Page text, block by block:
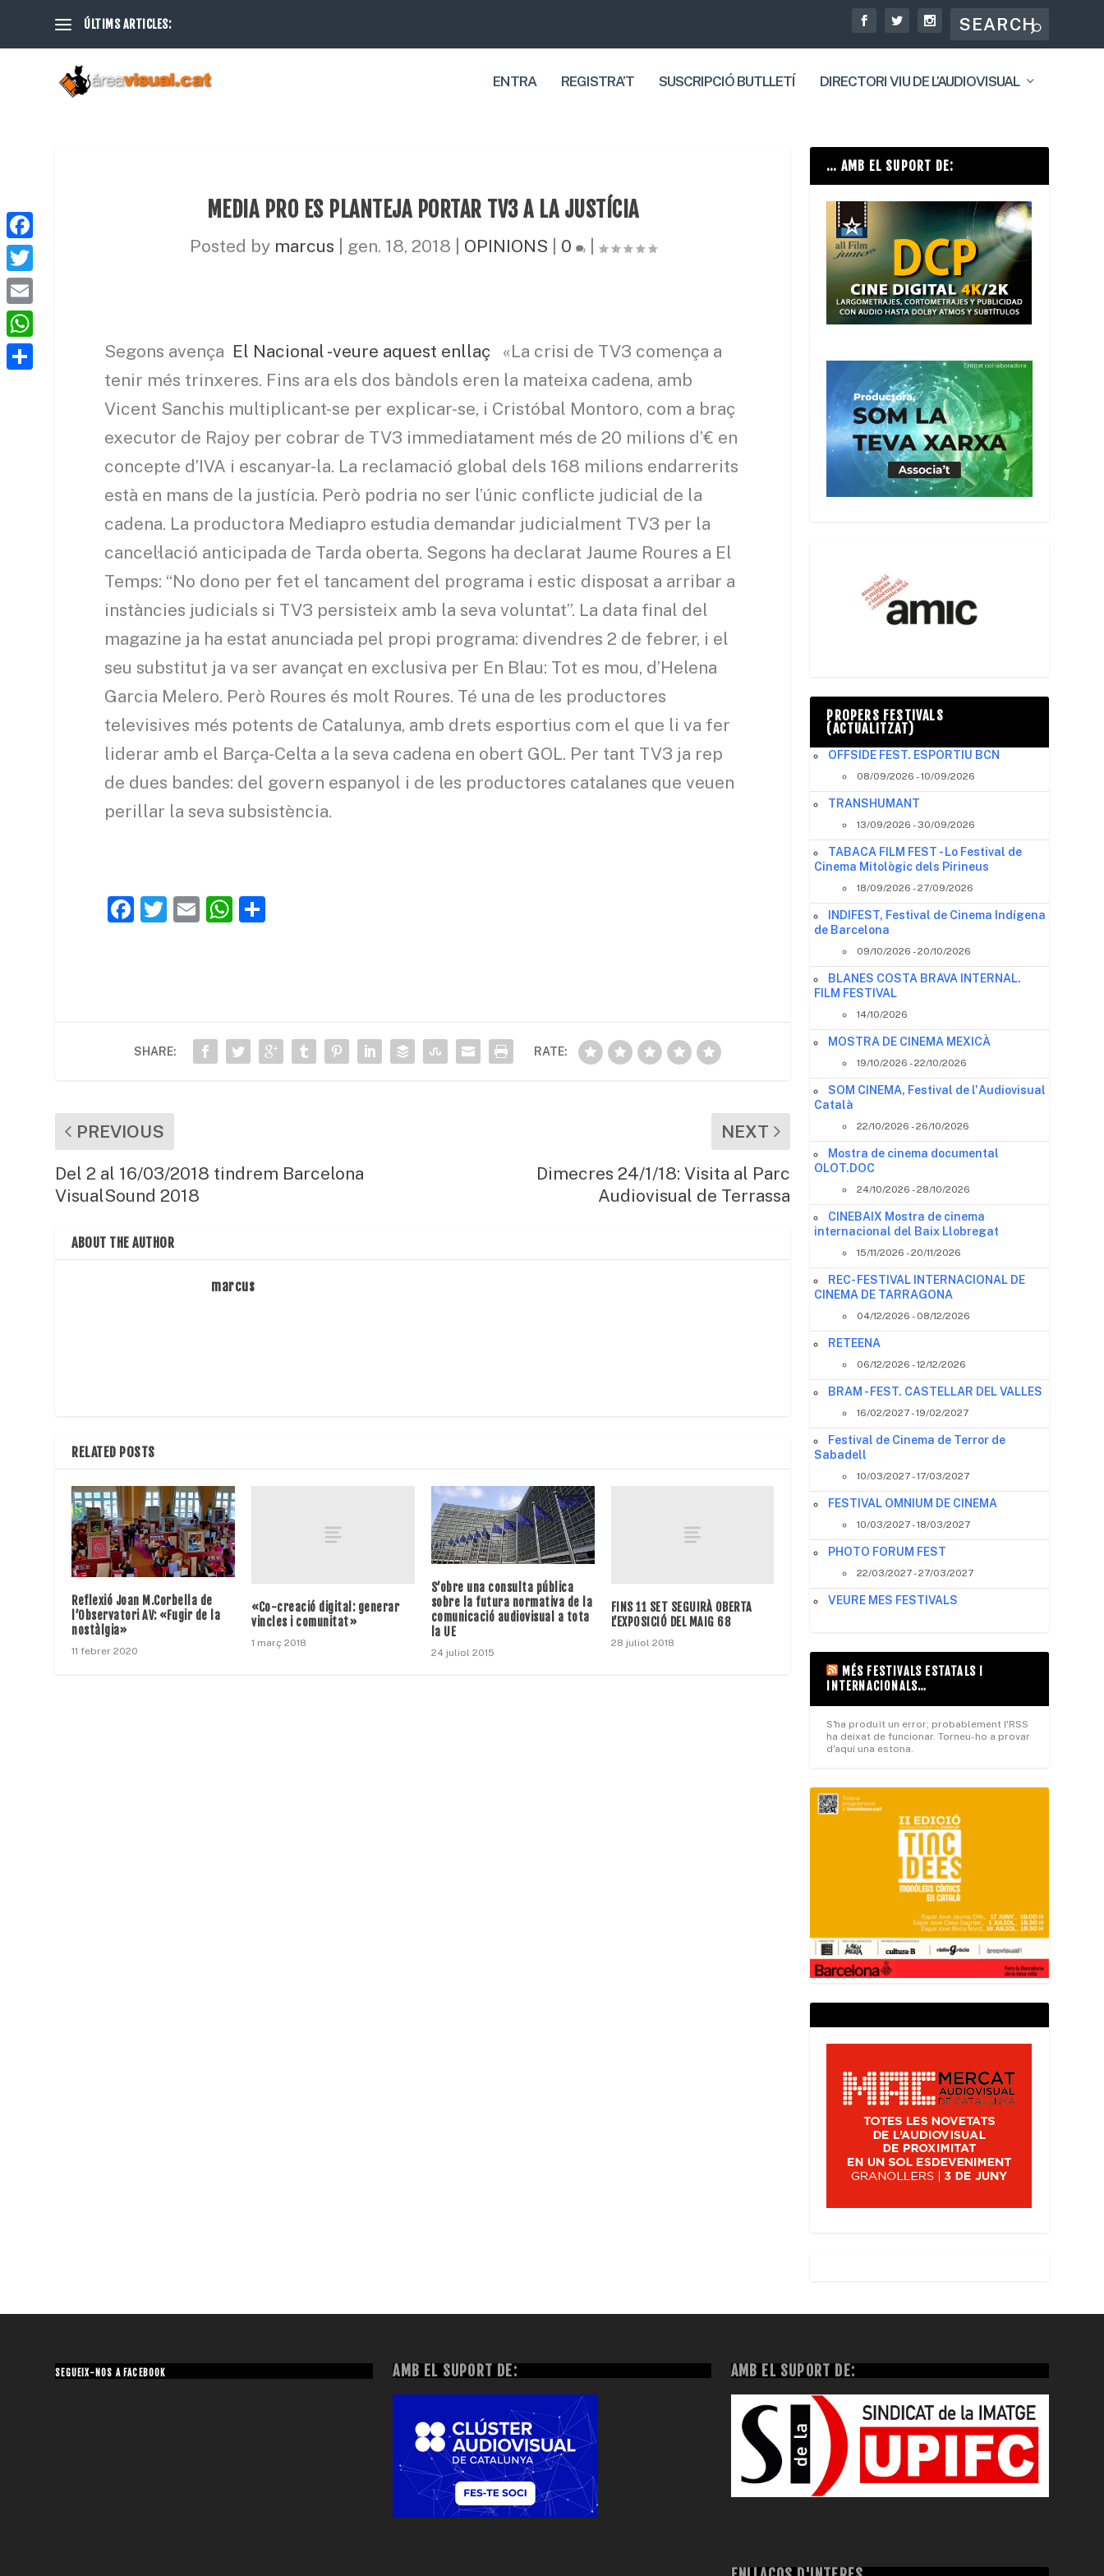
ÚLTIMS ARTICLES:
ENTRA REGISTRA’T SUSCRIPCIÓ BUTLLETÍ DIRECTORI VIU DE L’AUDIOVISUAL
MEDIA PRO ES PLANTEJA PORTAR TV3 A LA JUSTÍCIA
Posted by marcus gen. 18, 2018 OPINIONS 0 |
Segons avença El Nacional -veure aquest enllaç
«La crisi de TV3 comença a
tenir més trinxeres. Fins ara els dos bàndols eren la mateixa cadena, amb
Vicent Sanchis multiplicant-se per explicar-se, i Cristóbal Montoro, com a braç
executor de Rajoy per cobrar de TV3 immediatament més de 20 milions d’€ en
concepte d’IVA i escanyar-la. La reclamació global dels 168 milions endarrerits
està en mans de la justícia. Però podria no ser l’únic conflicte judicial de la
cadena. La productora Mediapro estudia demandar judicialment TV3 per la
cancel·lació anticipada de Tarda oberta. Segons ha declarat Jaume Roures a El
Temps: “No dono per fet el tancament del programa i estic disposat a arribar a
instàncies judicials si TV3 persisteix amb la seva voluntat”. La data final del
magazine ja ha estat anunciada pel propi programa: divendres 2 de febrer, i el
seu substitut ja va ser avançat en exclusiva per En Blau: Tot es mou, d’Helena
Garcia Melero. Però Roures és molt Roures. Té una de les productores
televisives més potents de Catalunya, amb drets esportius com el que li va fer
liderar amb el Barça-Celta a la seva cadena en obert GOL. Per tant TV3 ja rep
de dues bandes: del govern espanyol i de les productores catalanes que veuen
perillar la seva subsistència.
F
b
o
T
E
W
A
p
p
ar
te
ix
SHARE: RATE:
PREVIOUS
Del 2 al 16/03/2018 tindrem Barcelona
VisualSound 2018
NEXT
Dimecres 24/1/18: Visita al Parc
Audiovisual de Terrassa
ABOUT THE AUTHOR
marcus
RELATED POSTS
Reflexió Joan M.Corbella de
l’Observatori AV: «Fugir de la
nostàlgia»
11 febrer 2020
«Co-creació digital: generar
vincles i comunitat»
1 març 2018
S’obre una consulta pública
sobre la futura normativa de la
comunicació audiovisual a tota
la UE
24 juliol 2015
FINS 11 SET SEGUIRÀ OBERTA
L’EXPOSICIÓ DEL MAIG 68
28 juliol 2018
… AMB EL SUPORT DE:
PROPERS FESTIVALS
(ACTUALITZAT)
OFFSIDE FEST. ESPORTIU BCN
08/09/2026 - 10/09/2026
TRANSHUMANT
13/09/2026 - 30/09/2026
TABACA FILM FEST - Lo Festival de
Cinema Mitològic dels Pirineus
18/09/2026 - 27/09/2026
INDIFEST, Festival de Cinema Indígena
de Barcelona
09/10/2026 - 20/10/2026
BLANES COSTA BRAVA INTERNAL.
FILM FESTIVAL
14/10/2026
MOSTRA DE CINEMA MEXICÀ
19/10/2026 - 22/10/2026
SOM CINEMA, Festival de l'Audiovisual
Català
22/10/2026 - 26/10/2026
Mostra de cinema documental
OLOT.DOC
24/10/2026 - 28/10/2026
CINEBAIX Mostra de cinema
internacional del Baix Llobregat
15/11/2026 - 20/11/2026
REC- FESTIVAL INTERNACIONAL DE
CINEMA DE TARRAGONA
04/12/2026 - 08/12/2026
RETEENA
06/12/2026 - 12/12/2026
BRAM - FEST. CASTELLAR DEL VALLES
16/02/2027 - 19/02/2027
Festival de Cinema de Terror de
Sabadell
10/03/2027 - 17/03/2027
FESTIVAL OMNIUM DE CINEMA
10/03/2027 - 18/03/2027
PHOTO FORUM FEST
22/03/2027 - 27/03/2027
VEURE MES FESTIVALS
MÉS FESTIVALS ESTATALS I
INTERNACIONALS…
S'ha produït un error; probablement l'RSS
ha deixat de funcionar. Torneu-ho a provar
d'aquí una estona.
SEGUEIX-NOS A FACEBOOK AMB EL SUPORT DE: AMB EL SUPORT DE:
F
a
c
e
b
T
w
i
t
E
m
a
W
h